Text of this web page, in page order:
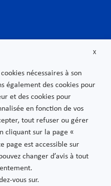
X
nécessaires à son
également des cookies pour
et des cookies pour
en fonction de vos
tout refuser ou gérer
cliquant sur la page «
page est accessible sur
changer d’avis à tout
vous sur.